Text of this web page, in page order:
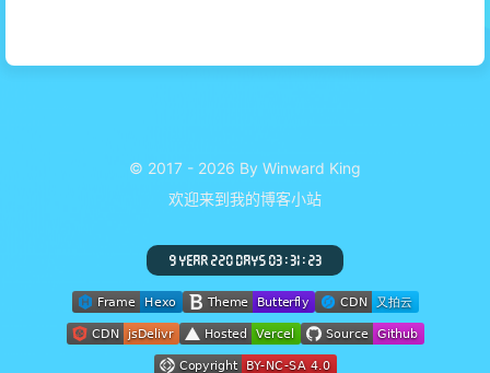
© 2017 - 2026 By Winward King
欢迎来到我的博客小站
9 YEAR 220 DAYS 03 : 31 : 26